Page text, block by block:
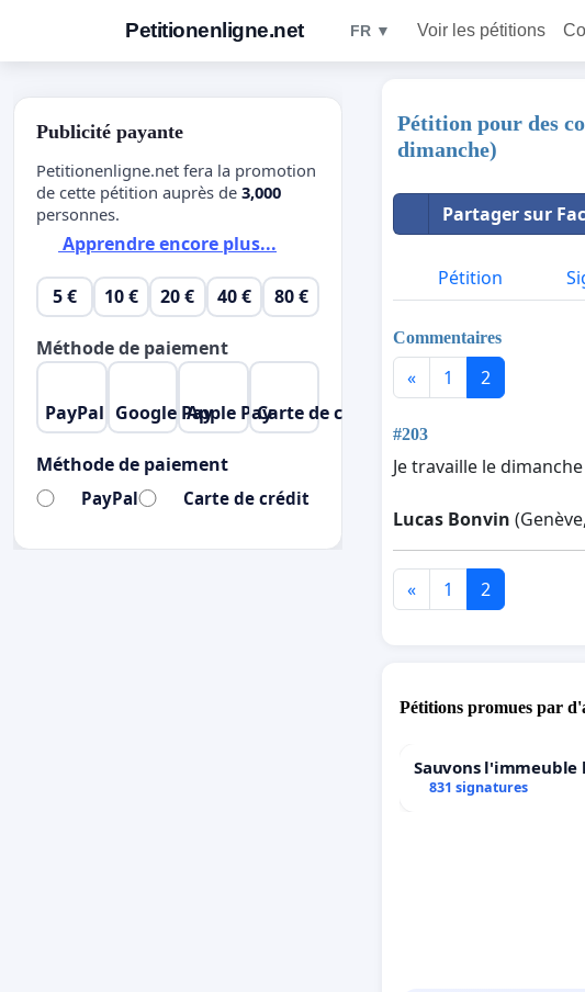
Petitionenligne.net FR ▼ Voir les pétitions
Pétition pour des
dimanche)
Partager sur
Pétition
Commentaires
« 1 2
#203
Je travaille le dimanche
Lucas Bonvin
« 1 2
Pétitions promues par
Sauvons l'immeuble
831 signatures
Publicité payante
Petitionenligne.net fera la promotion
de cette pétition auprès de 3,000
personnes.
Apprendre encore plus...
5 € 10 € 20 € 40 € 80 €
Méthode de paiement
PayPal Google PayApple PayCarte de crédit
Méthode de paiement
PayPal Carte de crédit